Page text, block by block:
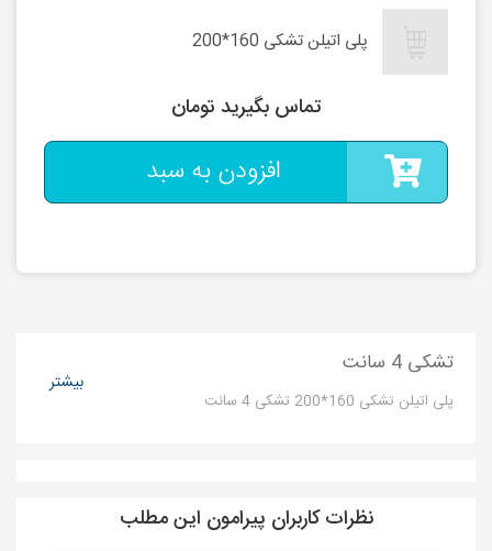
پلی اتیلن تشکی 160*200
تماس بگیرید تومان
افزودن به سبد
تشکی 4 سانت
پلی اتیلن تشکی 160*200 تشکی 4 سانت
بیشتر
نظرات کاربران پیرامون این مطلب